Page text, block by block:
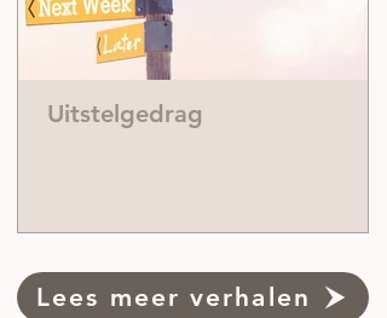
Uitstelgedrag
Lees meer verhalen